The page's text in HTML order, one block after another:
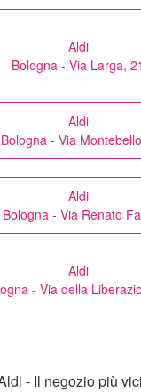
Aldi
Bologna - Via Larga, 21
Aldi
Bologna - Via
Aldi
Bologna - Via Renato
Aldi
- Via della
- Il negozio più